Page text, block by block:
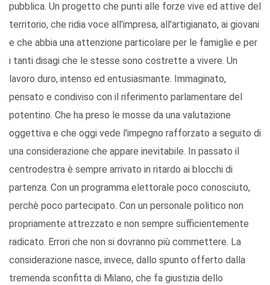
pubblica. Un progetto che punti alle forze vive ed attive del
territorio, che ridia voce all'impresa, all'artigianato, ai giovani
e che abbia una attenzione particolare per le famiglie e per
i tanti disagi che le stesse sono costrette a vivere. Un
lavoro duro, intenso ed entusiasmante. Immaginato,
pensato e condiviso con il riferimento parlamentare del
potentino. Che ha preso le mosse da una valutazione
oggettiva e che oggi vede l'impegno rafforzato a seguito di
una considerazione che appare inevitabile. In passato il
centrodestra è sempre arrivato in ritardo ai blocchi di
partenza. Con un programma elettorale poco conosciuto,
perchè poco partecipato. Con un personale politico non
propriamente attrezzato e non sempre sufficientemente
radicato. Errori che non si dovranno più commettere. La
considerazione nasce, invece, dallo spunto offerto dalla
tremenda sconfitta di Milano, che fa giustizia dello